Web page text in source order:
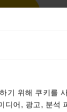
기 위해 쿠키를
어, 광고, 분석